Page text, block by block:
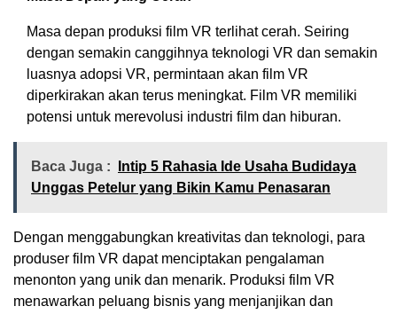
Masa depan produksi film VR terlihat cerah. Seiring
dengan semakin canggihnya teknologi VR dan semakin
luasnya adopsi VR, permintaan akan film VR
diperkirakan akan terus meningkat. Film VR memiliki
potensi untuk merevolusi industri film dan hiburan.
Baca Juga :
Intip 5 Rahasia Ide Usaha Budidaya
Unggas Petelur yang Bikin Kamu Penasaran
Dengan menggabungkan kreativitas dan teknologi, para
produser film VR dapat menciptakan pengalaman
menonton yang unik dan menarik. Produksi film VR
menawarkan peluang bisnis yang menjanjikan dan